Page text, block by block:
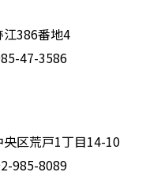
江386番地4
47-3586
区荒戸1丁目14-10
985-8089